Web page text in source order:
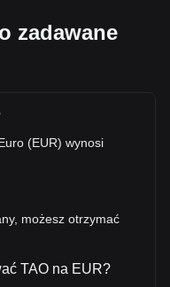
zadawane
(EUR) wynosi
możesz otrzymać
TAO na EUR?